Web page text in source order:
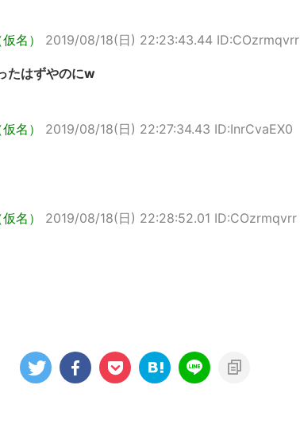
名） 2019/08/18(日) 22:23:43.44 ID:COzrmqvrr
たはずやのにw
名） 2019/08/18(日) 22:27:34.43 ID:InrCvaEX0
名） 2019/08/18(日) 22:28:52.01 ID:COzrmqvrr